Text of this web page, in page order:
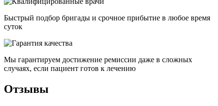
Быстрый подбор бригады и срочное прибытие в любое время
суток
Мы гарантируем достижение ремиссии даже в сложных
случаях, если пациент готов к лечению
Отзывы